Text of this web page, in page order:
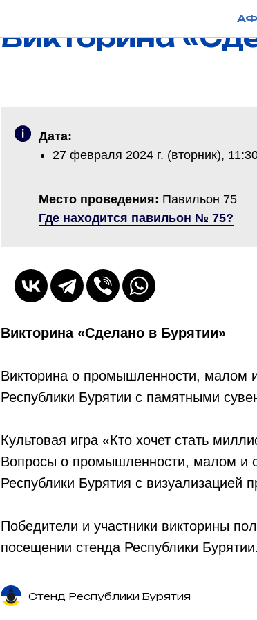
Викторина
Дата:
27 февраля 2024 г. (вторник),
Место проведения: Павильон 75
Где находится павильон № 75?
Викторина «Сделано в Бурятии»
Викторина о промышленности, малом
Республики Бурятии с памятными
Культовая игра «Кто хочет стать
Вопросы о промышленности, малом и
Республики Бурятия с визуализацией
Победители и участники викторины
посещении стенда Республики Бурятии.
Стенд Республики Бурятия